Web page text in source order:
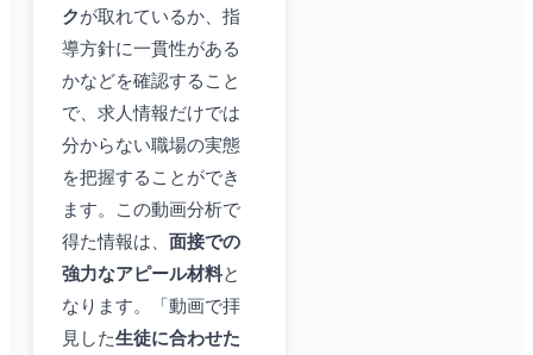
クが取れているか、指
導方針に一貫性がある
かなどを確認すること
で、求人情報だけでは
分からない職場の実態
を把握することができ
ます。この動画分析で
得た情報は、 面接での
強力なアピール材料と
なります。「動画で拝
見した生徒に合わせた